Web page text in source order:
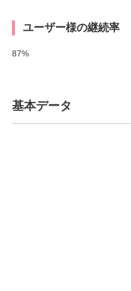
ユーザー様の継続率
87%
基本データ